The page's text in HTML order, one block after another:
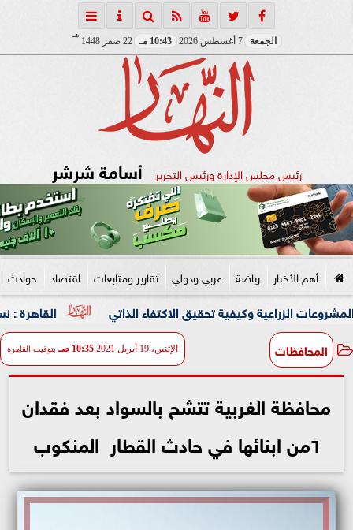
الجمعة 7 أغسطس 2026 10:43 مـ 22 صفر 1448
هـ
رئيس مجلس الإدارة ورئيس التحرير أسامة شرشر
أهم الأخبار رياضة عربي ودولي تقارير ومتابعات اقتصاد حوادث
القاهرة : نسعى وكيفية تحقيق الاكتفاء الذاتي
المحافظات الإثنين، 19 أبريل 2021 10:35 صـ بتوقيت القاهرة
محافظة الغربية تتشح بالسواد بعد فقدان
٦من ابنائها في حادث القطار المنكوب